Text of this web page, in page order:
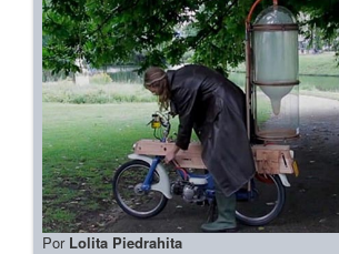
Por Lolita Piedrahita